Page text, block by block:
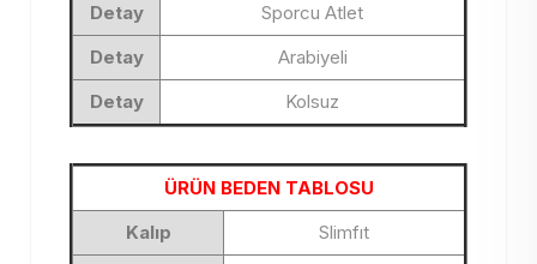
Detay
Sporcu Atlet
Detay
Arabiyeli
Detay
Kolsuz
ÜRÜN BEDEN TABLOSU
Kalıp
Slimfıt